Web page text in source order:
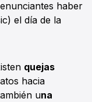
haber
el día de la
quejas
hacia
una